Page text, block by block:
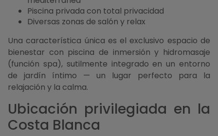
Piscina privada con total privacidad
Diversas zonas de salón y relax
Una característica única es el exclusivo espacio de
bienestar con piscina de inmersión y hidromasaje
(función spa), sutilmente integrado en un entorno
de jardín íntimo — un lugar perfecto para la
relajación y la calma.
Ubicación privilegiada en la
Costa Blanca